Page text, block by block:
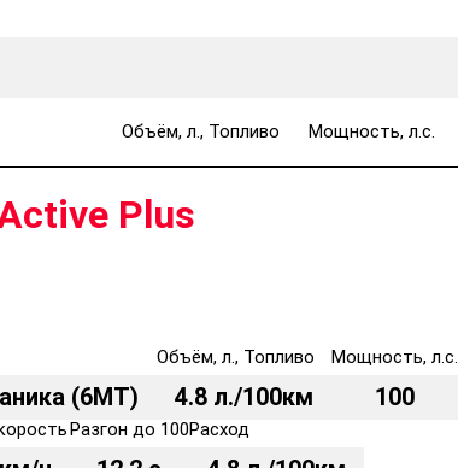
Объём, л., Топливо Мощность, л.с.
Plus
(6MT)
Объём, л., Топливо
4.8 л./100км
Мощность, л.с.
100
Разгон до 100Расход